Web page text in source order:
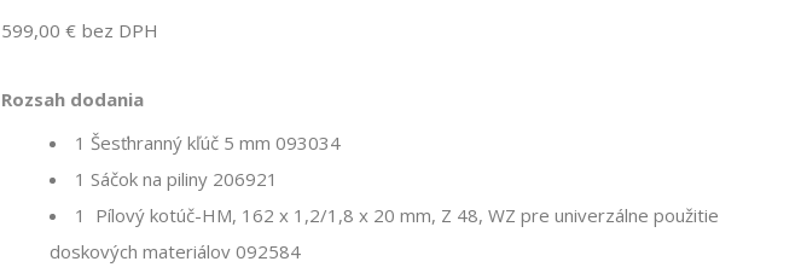
599,00 € bez DPH
Rozsah dodania
1 Šesťhranný kľúč 5 mm 093034
1 Sáčok na piliny 206921
1 Pílový kotúč-HM, 162 x 1,2/1,8 x 20 mm, Z 48, WZ pre univerzálne použitie
doskových materiálov 092584